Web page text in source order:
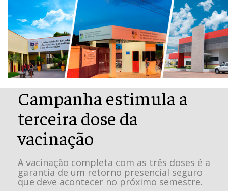
Campanha estimula a
terceira dose da
vacinação
A vacinação completa com as três doses é a
garantia de um retorno presencial seguro
que deve acontecer no próximo semestre.